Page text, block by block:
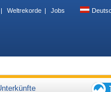
Weltrekorde Jobs